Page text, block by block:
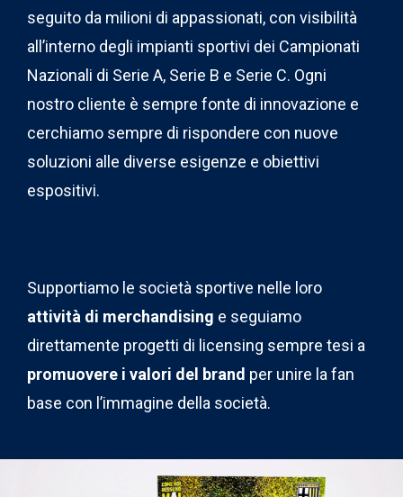
seguito da milioni di appassionati, con visibilità
all’interno degli impianti sportivi dei Campionati
Nazionali di Serie A, Serie B e Serie C. Ogni
nostro cliente è sempre fonte di innovazione e
cerchiamo sempre di rispondere con nuove
soluzioni alle diverse esigenze e obiettivi
espositivi.
Supportiamo le società sportive nelle loro
attività di merchandising e seguiamo
direttamente progetti di licensing sempre tesi a
promuovere i valori del brand per unire la fan
base con l’immagine della società.